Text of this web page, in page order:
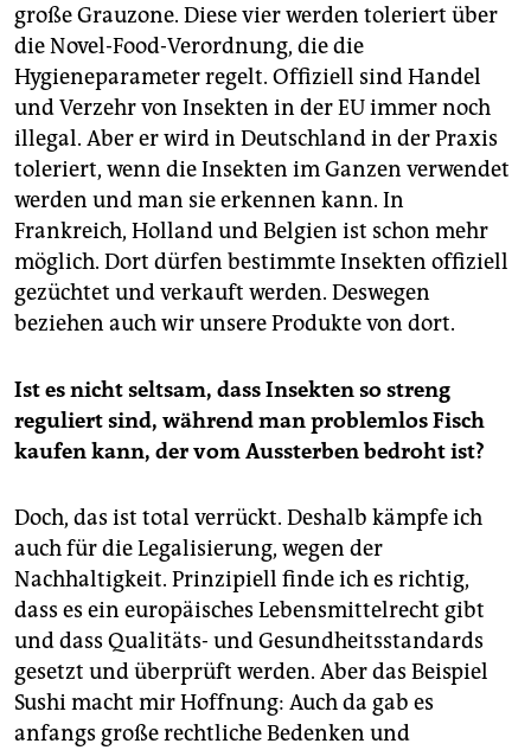
große Grauzone. Diese vier werden toleriert über
die Novel-Food-Verordnung, die die
Hygieneparameter regelt. Offiziell sind Handel
und Verzehr von Insekten in der EU immer noch
illegal. Aber er wird in Deutschland in der Praxis
toleriert, wenn die Insekten im Ganzen verwendet
werden und man sie erkennen kann. In
Frankreich, Holland und Belgien ist schon mehr
möglich. Dort dürfen bestimmte Insekten offiziell
gezüchtet und verkauft werden. Deswegen
beziehen auch wir unsere Produkte von dort.
Ist es nicht seltsam, dass Insekten so streng
reguliert sind, während man problemlos Fisch
kaufen kann, der vom Aussterben bedroht ist?
Doch, das ist total verrückt. Deshalb kämpfe ich
auch für die Legalisierung, wegen der
Nachhaltigkeit. Prinzipiell finde ich es richtig,
dass es ein europäisches Lebensmittelrecht gibt
und dass Qualitäts- und Gesundheitsstandards
gesetzt und überprüft werden. Aber das Beispiel
Sushi macht mir Hoffnung: Auch da gab es
anfangs große rechtliche Bedenken und